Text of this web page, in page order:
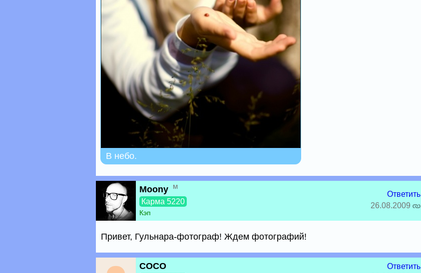
В небо.
Moony м
Карма 5220
Кэп
Ответить
26.08.2009
Привет, Гульнара-фотограф! Ждем фотографий!
COCO
Ответить